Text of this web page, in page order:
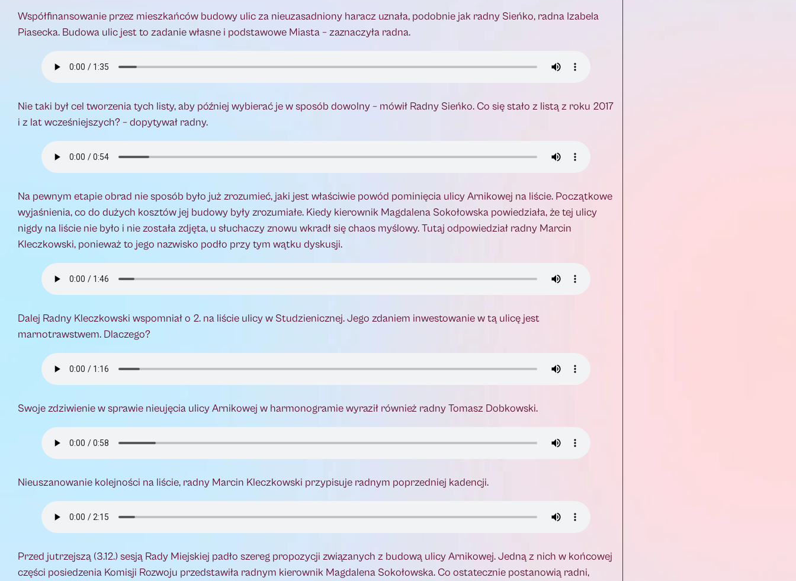
Współfinansowanie przez mieszkańców budowy ulic za nieuzasadniony haracz uznała, podobnie jak radny Sieńko, radna Izabela
Piasecka. Budowa ulic jest to zadanie własne i podstawowe Miasta – zaznaczyła radna.
Nie taki był cel tworzenia tych listy, aby później wybierać je w sposób dowolny – mówił Radny Sieńko. Co się stało z listą z roku 2017
i z lat wcześniejszych? – dopytywał radny.
Na pewnym etapie obrad nie sposób było już zrozumieć, jaki jest właściwie powód pominięcia ulicy Arnikowej na liście. Początkowe
wyjaśnienia, co do dużych kosztów jej budowy były zrozumiałe. Kiedy kierownik Magdalena Sokołowska powiedziała, że tej ulicy
nigdy na liście nie było i nie została zdjęta, u słuchaczy znowu wkradł się chaos myślowy. Tutaj odpowiedział radny Marcin
Kleczkowski, ponieważ to jego nazwisko podło przy tym wątku dyskusji.
Dalej Radny Kleczkowski wspomniał o 2. na liście ulicy w Studzienicznej. Jego zdaniem inwestowanie w tą ulicę jest
marnotrawstwem. Dlaczego?
Swoje zdziwienie w sprawie nieujęcia ulicy Arnikowej w harmonogramie wyraził również radny Tomasz Dobkowski.
Nieuszanowanie kolejności na liście, radny Marcin Kleczkowski przypisuje radnym poprzedniej kadencji.
Przed jutrzejszą (3.12.) sesją Rady Miejskiej padło szereg propozycji związanych z budową ulicy Arnikowej. Jedną z nich w końcowej
części posiedzenia Komisji Rozwoju przedstawiła radnym kierownik Magdalena Sokołowska. Co ostatecznie postanowią radni,